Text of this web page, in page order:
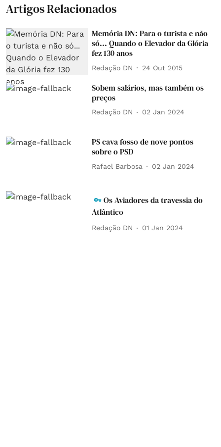
Artigos Relacionados
Memória DN: Para o turista e não
só... Quando o Elevador da Glória
fez 130 anos
Redação DN 24 Out 2015
Sobem salários, mas também os
preços
Redação DN 02 Jan 2024
PS cava fosso de nove pontos
sobre o PSD
Rafael Barbosa 02 Jan 2024
Os Aviadores da travessia do
Atlântico
Redação DN 01 Jan 2024